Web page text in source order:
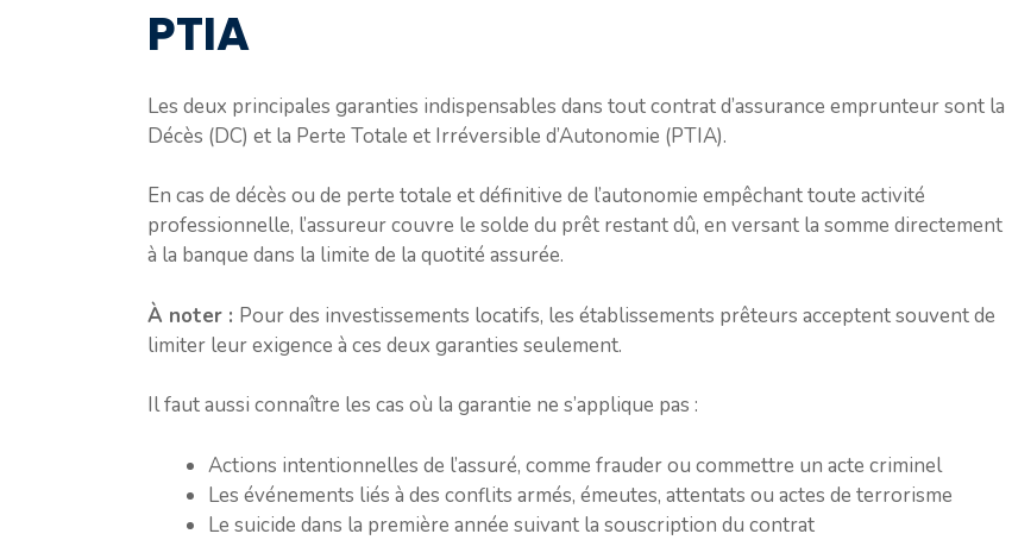
PTIA
Les deux principales garanties indispensables dans tout contrat d’assurance emprunteur sont la
Décès (DC) et la Perte Totale et Irréversible d’Autonomie (PTIA).
En cas de décès ou de perte totale et définitive de l’autonomie empêchant toute activité
professionnelle, l’assureur couvre le solde du prêt restant dû, en versant la somme directement
à la banque dans la limite de la quotité assurée.
À noter : Pour des investissements locatifs, les établissements prêteurs acceptent souvent de
limiter leur exigence à ces deux garanties seulement.
Il faut aussi connaître les cas où la garantie ne s’applique pas :
Actions intentionnelles de l’assuré, comme frauder ou commettre un acte criminel
Les événements liés à des conflits armés, émeutes, attentats ou actes de terrorisme
Le suicide dans la première année suivant la souscription du contrat